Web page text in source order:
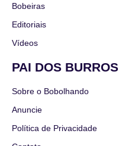
Bobeiras
Editoriais
Vídeos
PAI DOS BURROS
Sobre o Bobolhando
Anuncie
Política de Privacidade